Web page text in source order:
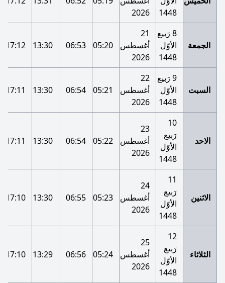
1448
2026
الجمعة
8 رَبيع
الأوّل
1448
21
أغسطس
2026
05:20
06:53
13:30
17:12
السبت
9 رَبيع
الأوّل
1448
22
أغسطس
2026
05:21
06:54
13:30
17:11
الاحد
10
رَبيع
الأوّل
1448
23
أغسطس
2026
05:22
06:54
13:30
17:11
الاثنين
11
رَبيع
الأوّل
1448
24
أغسطس
2026
05:23
06:55
13:30
17:10
الثلاثاء
12
رَبيع
الأوّل
1448
25
أغسطس
2026
05:24
06:56
13:29
17:10